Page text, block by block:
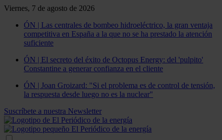
Viernes, 7 de agosto de 2026
ÓN | Las centrales de bombeo hidroeléctrico, la gran ventaja
competitiva en España a la que no se ha prestado la atención
suficiente
ÓN | El secreto del éxito de Octopus Energy: del 'pulpito'
Constantine a generar confianza en el cliente
ÓN | Joan Groizard: "Si el problema es de control de tensión,
la respuesta desde luego no es la nuclear"
Suscríbete a nuestra Newsletter